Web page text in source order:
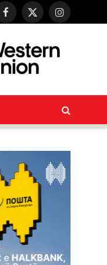
Facebook
X
Instagram